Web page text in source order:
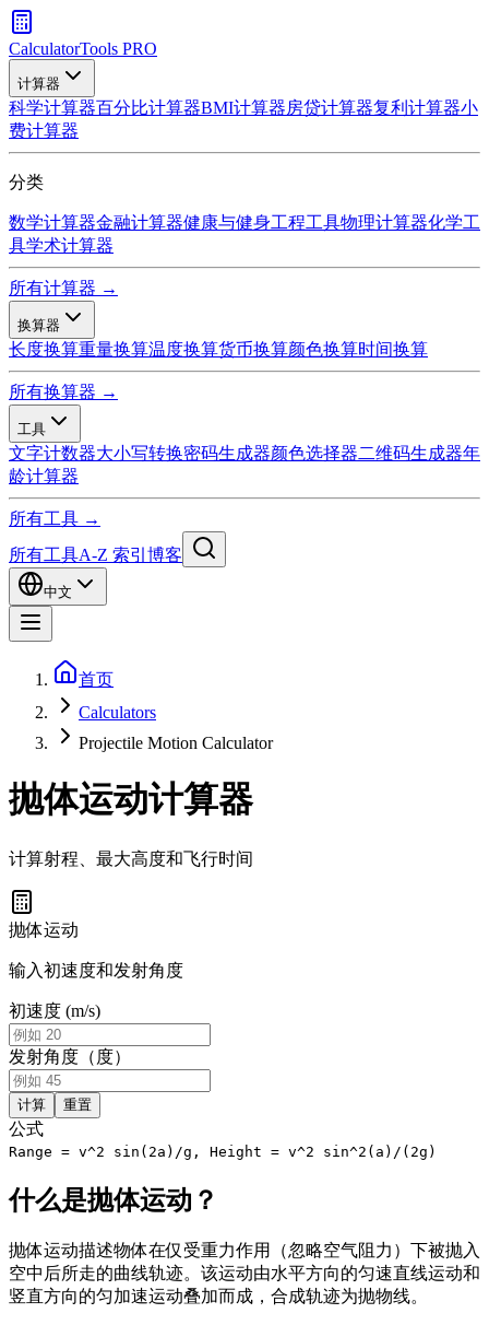
CalculatorTools PRO
计算器
科学计算器百分比计算器BMI计算器房贷计算器复利计算器小
费计算器
分类
数学计算器金融计算器健康与健身工程工具物理计算器化学工
具学术计算器
所有计算器 →
换算器
长度换算重量换算温度换算货币换算颜色换算时间换算
所有换算器 →
工具
文字计数器大小写转换密码生成器颜色选择器二维码生成器年
龄计算器
所有工具 →
所有工具A-Z 索引 博客
中文
首页
Calculators
Projectile Motion Calculator
抛体运动计算器
计算射程、最大高度和飞行时间
抛体运动
输入初速度和发射角度
初速度 (m/s)
发射角度（度）
计算 重置
公式
Range = v^2 sin(2a)/g, Height = v^2 sin^2(a)/(2g)
什么是抛体运动？
抛体运动描述物体在仅受重力作用（忽略空气阻力）下被抛入
空中后所走的曲线轨迹。该运动由水平方向的匀速直线运动和
竖直方向的匀加速运动叠加而成，合成轨迹为抛物线。